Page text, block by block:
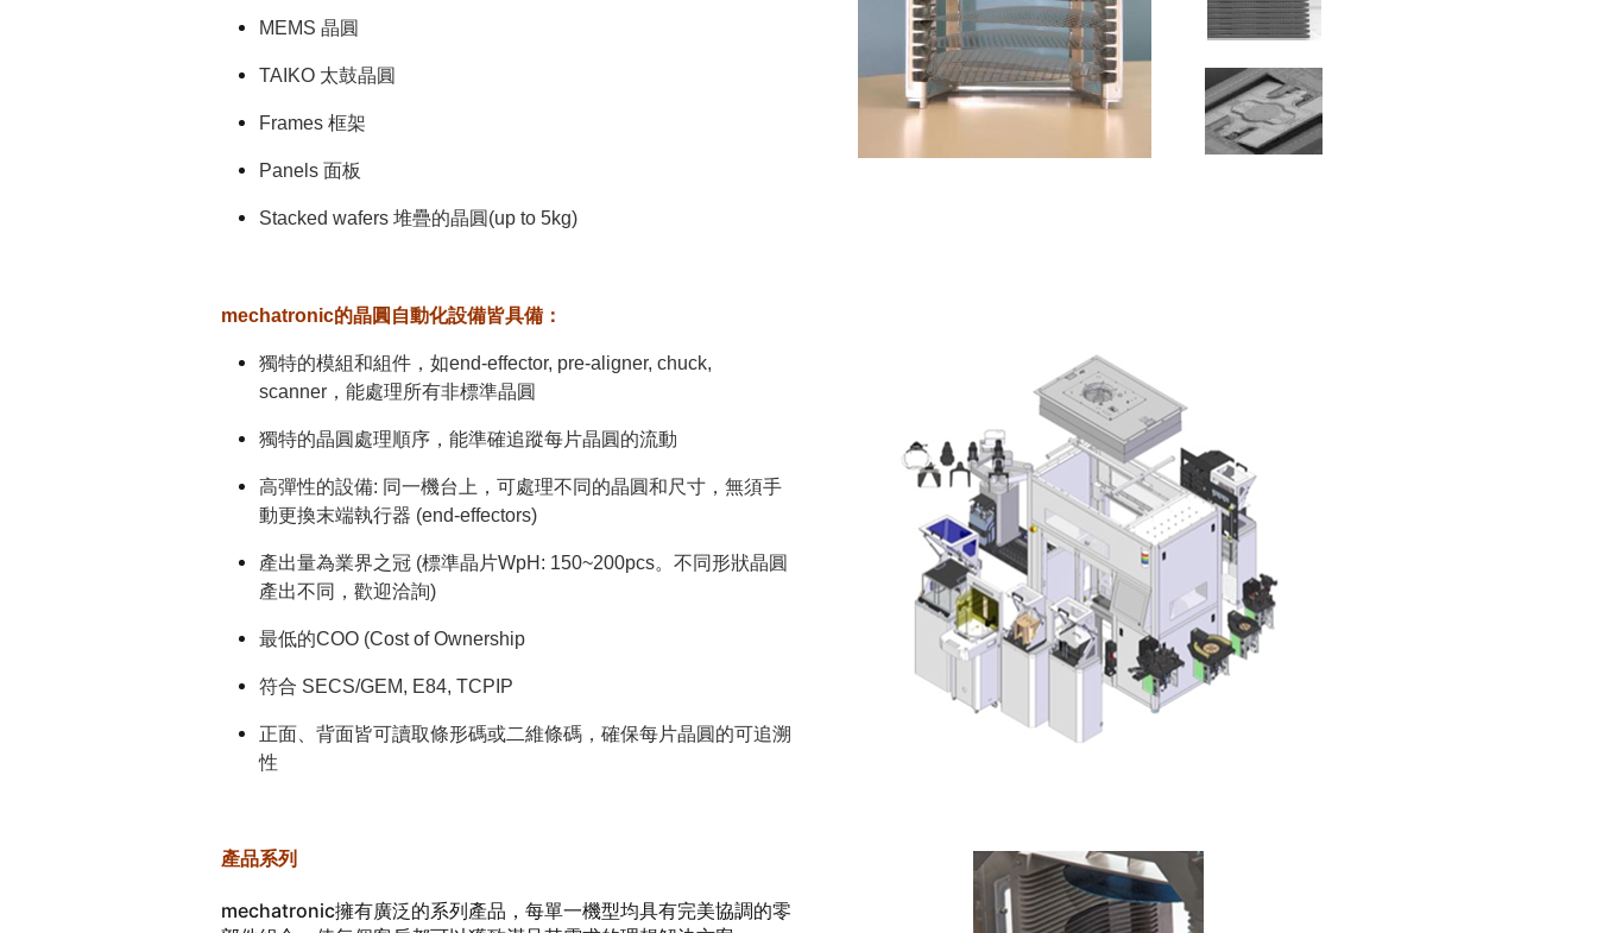
MEMS 晶圓
TAIKO 太鼓晶圓
Frames 框架
Panels 面板
Stacked wafers 堆疊的晶圓(up to 5kg)
mechatronic的晶圓自動化設備皆具備：
獨特的模組和組件，如end-effector, pre-aligner, chuck,
scanner，能處理所有非標準晶圓
獨特的晶圓處理順序，能準確追蹤每片晶圓的流動
高彈性的設備: 同一機台上，可處理不同的晶圓和尺寸，無須手
動更換末端執行器 (end-effectors)
產出量為業界之冠 (標準晶片WpH: 150~200pcs。不同形狀晶圓
產出不同，歡迎洽詢)
最低的COO (Cost of Ownership
符合 SECS/GEM, E84, TCPIP
正面、背面皆可讀取條形碼或二維條碼，確保每片晶圓的可追溯
性
產品系列
mechatronic擁有廣泛的系列產品，每單一機型均具有完美協調的零